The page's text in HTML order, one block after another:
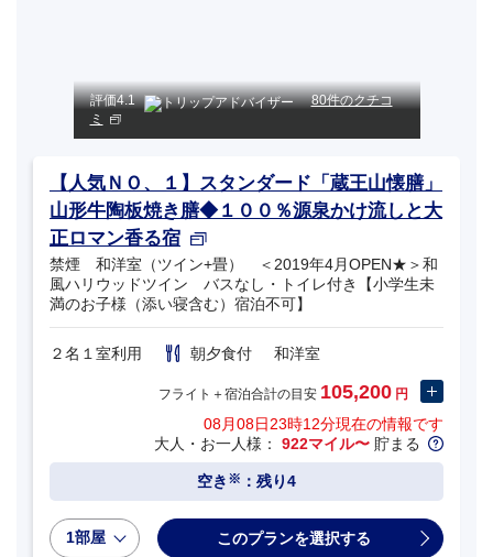
評価4.1
80件のクチコ
ミ
【人気ＮＯ、１】スタンダード「蔵王山懐膳」
山形牛陶板焼き膳◆１００％源泉かけ流しと大
正ロマン香る宿
禁煙 和洋室（ツイン+畳） ＜2019年4月OPEN★＞和
風ハリウッドツイン バスなし・トイレ付き【小学生未
満のお子様（添い寝含む）宿泊不可】
２名１室利用 朝夕食付 和洋室
フライト＋宿泊合計の目安 105,200 円
08月08日23時12分現在の情報です
大人・お一人様： 922マイル〜 貯まる
空き ※ ：残り4
1部屋